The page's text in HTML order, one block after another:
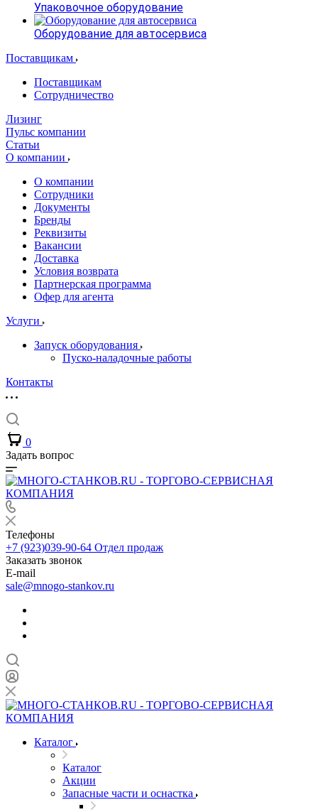
Упаковочное оборудование
Оборудование для автосервиса
Поставщикам
Поставщикам
Сотрудничество
Лизинг
Пульс компании
Статьи
О компании
О компании
Сотрудники
Документы
Бренды
Реквизиты
Вакансии
Доставка
Условия возврата
Партнерская программа
Офер для агента
Услуги
Запуск оборудования
Пуско-наладочные работы
Контакты
0
Задать вопрос
Телефоны
+7 (923)039-90-64 Отдел продаж
Заказать звонок
E-mail
sale@mnogo-stankov.ru
Каталог
Каталог
Акции
Запасные части и оснастка